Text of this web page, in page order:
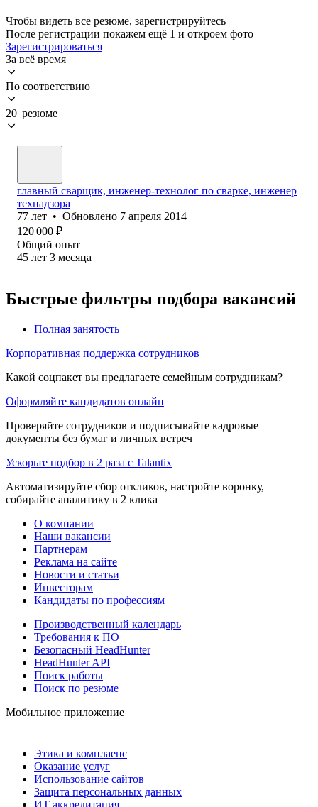
Чтобы видеть все резюме, зарегистрируйтесь
После регистрации покажем ещё 1 и откроем фото
Зарегистрироваться
За всё время
По соответствию
20 резюме
главный сварщик, инженер-технолог по сварке, инженер
технадзора
77 лет • Обновлено 7 апреля 2014
120 000 ₽
Общий опыт
45 лет 3 месяца
Быстрые фильтры подбора вакансий
Полная занятость
Корпоративная поддержка сотрудников
Какой соцпакет вы предлагаете семейным сотрудникам?
Оформляйте кандидатов онлайн
Проверяйте сотрудников и подписывайте кадровые
документы без бумаг и личных встреч
Ускорьте подбор в 2 раза с Talantix
Автоматизируйте сбор откликов, настройте воронку,
собирайте аналитику в 2 клика
О компании
Наши вакансии
Партнерам
Реклама на сайте
Новости и статьи
Инвесторам
Кандидаты по профессиям
Производственный календарь
Требования к ПО
Безопасный HeadHunter
HeadHunter API
Поиск работы
Поиск по резюме
Мобильное приложение
Этика и комплаенс
Оказание услуг
Использование сайтов
Защита персональных данных
ИТ аккредитация